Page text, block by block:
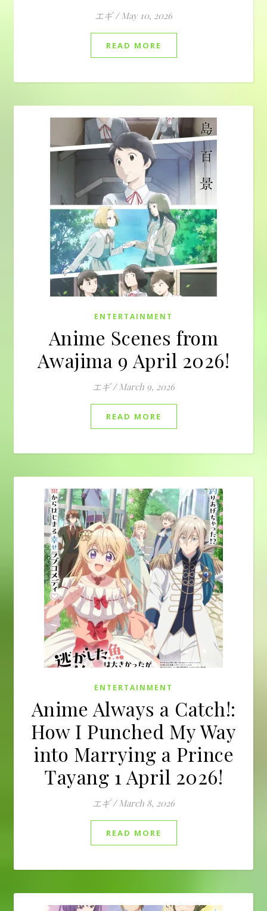
エギ / May 10, 2026
READ MORE
ENTERTAINMENT
Anime Scenes from
Awajima 9 April 2026!
エギ / March 9, 2026
READ MORE
ENTERTAINMENT
Anime Always a Catch!:
How I Punched My Way
into Marrying a Prince
Tayang 1 April 2026!
エギ / March 8, 2026
READ MORE